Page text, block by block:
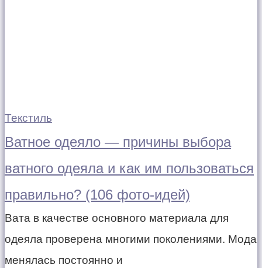
Текстиль
Ватное одеяло — причины выбора
ватного одеяла и как им пользоваться
правильно? (106 фото-идей)
Вата в качестве основного материала для
одеяла проверена многими поколениями. Мода
менялась постоянно и